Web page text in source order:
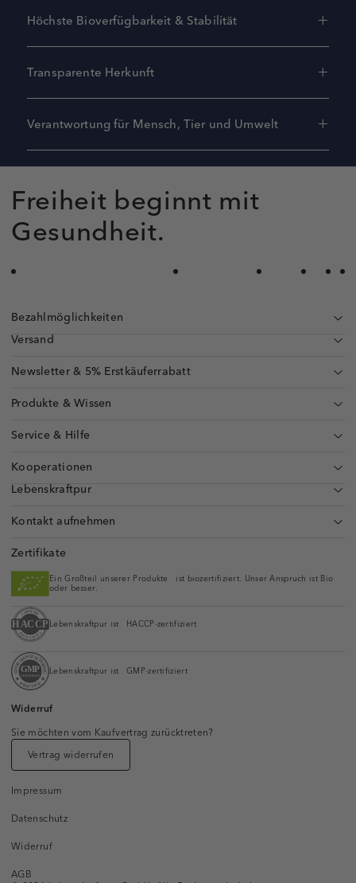
Höchste Bioverfügbarkeit & Stabilität
Transparente Herkunft
Verantwortung für Mensch, Tier und Umwelt
Freiheit beginnt mit
Gesundheit.
Produkte & Wissen
Service & Hilfe
Kooperationen
Lebenskraftpur
Kontakt aufnehmen
Bezahlmöglichkeiten
Versand
Zertifikate
Ein Großteil unserer Produkte ist biozertifiziert. Unser Anspruch ist Bio
oder besser.
Lebenskraftpur ist HACCP-zertifiziert
Lebenskraftpur ist GMP-zertifiziert
Widerruf
Sie möchten vom Kaufvertrag zurücktreten?
Vertrag widerrufen
Newsletter & 5% Erstkäuferrabatt
Impressum
Datenschutz
Widerruf
AGB